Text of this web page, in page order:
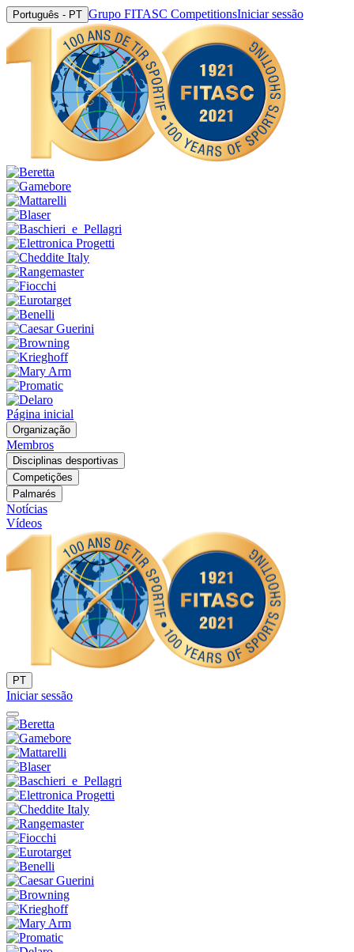
Português - PT Grupo FITASC CompetitionsIniciar sessão
Página inicial
Organização
Membros
Disciplinas desportivas
Competições
Palmarés
Notícias
Vídeos
PT
Iniciar sessão